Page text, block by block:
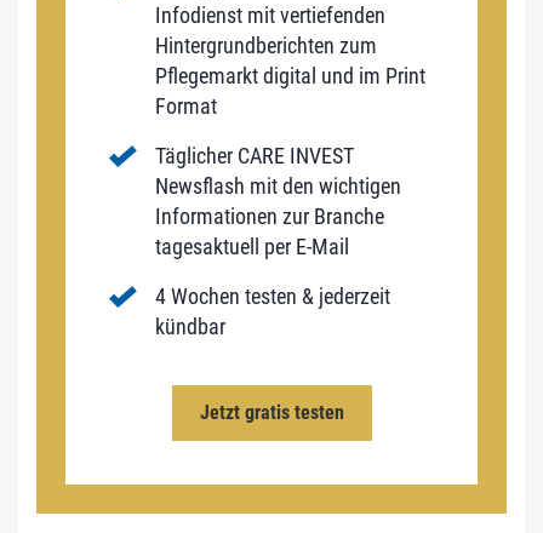
Infodienst mit vertiefenden
Hintergrundberichten zum
Pflegemarkt digital und im Print
Format
Täglicher CARE INVEST
Newsflash mit den wichtigen
Informationen zur Branche
tagesaktuell per E-Mail
4 Wochen testen & jederzeit
kündbar
Jetzt gratis testen